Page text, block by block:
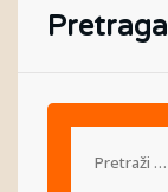
Pretraga